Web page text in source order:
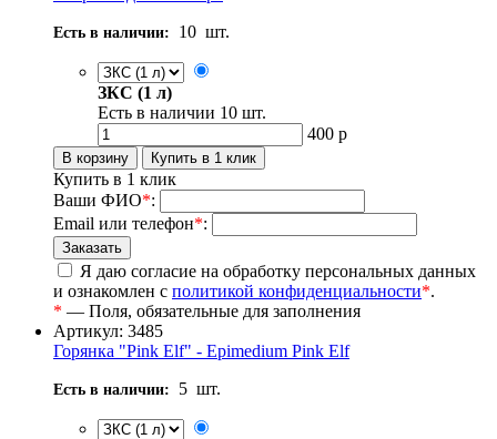
Есть в наличии: 10 шт.
ЗКС (1 л)
Есть в наличии 10 шт.
400 р
Купить в 1 клик
Ваши ФИО*:
Email или телефон*:
Я даю согласие на обработку персональных данных
и ознакомлен с политикой конфиденциальности*.
* — Поля, обязательные для заполнения
Артикул: 3485
Горянка "Pink Elf" - Epimedium Pink Elf
Есть в наличии: 5 шт.